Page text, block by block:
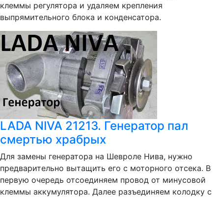
клеммы регулятора и удаляем крепления
выпрямительного блока и конденсатора.
LADA NIVA 21213. Генератор пал
смертью храбрых
Для замены генератора на Шевроле Нива, нужно
предварительно вытащить его с моторного отсека. В
первую очередь отсоединяем провод от минусовой
клеммы аккумулятора. Далее разъединяем колодку с